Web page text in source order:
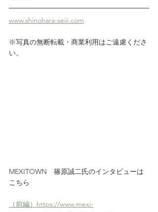
www.shinohara-seiji.com
※写真の無断転載・商業利用はご遠慮くださ
い。
MEXITOWN　篠原誠二氏のインタビューは
こちら
（前編）https://www.mexi-